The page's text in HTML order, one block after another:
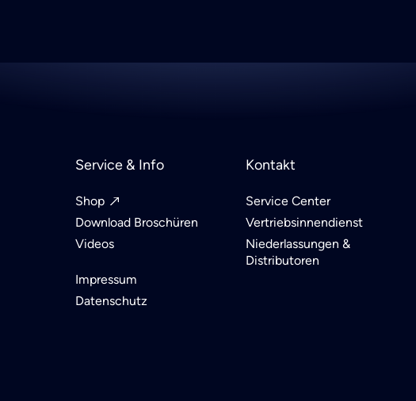
Service & Info
Shop
Download Broschüren
Videos
Impressum
Datenschutz
Kontakt
Service Center
Vertriebsinnendienst
Niederlassungen &
Distributoren